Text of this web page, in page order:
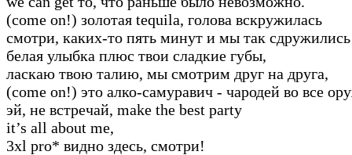
(come on!) золотая tequila, голова вскружилась
смотри, каких-то пять минут и мы так
белая улыбка плюс твои сладкие губы,
ласкаю твою талию, мы смотрим друг на друга,
(come on!) это алко-самуравич - чародей во все
эй, не встречай, make the best party
it’s all about me,
3xl pro* видно здесь, смотри!